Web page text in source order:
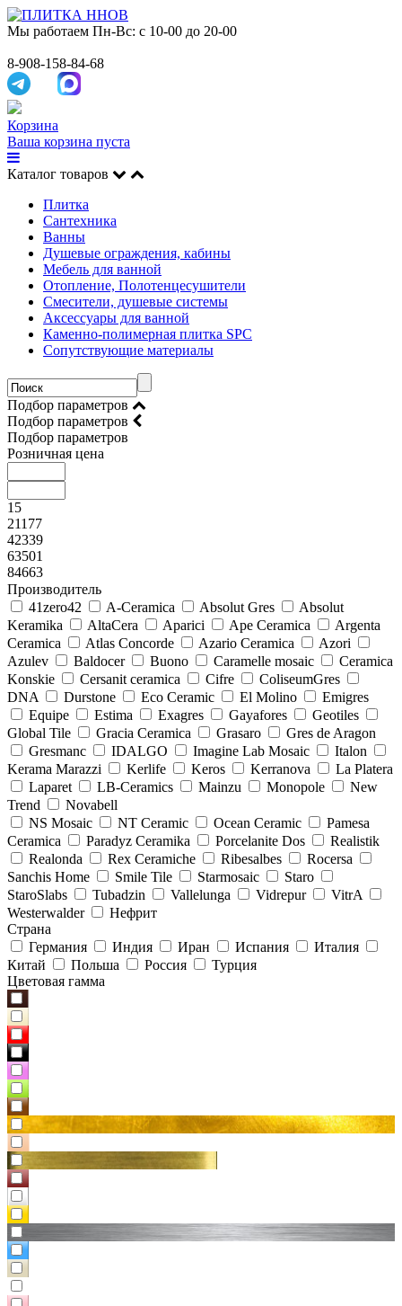
Мы работаем Пн-Вс: с 10-00 до 20-00
8-908-158-84-68
Корзина
Ваша корзина пуста
Каталог товаров
Плитка
Сантехника
Ванны
Душевые ограждения, кабины
Мебель для ванной
Отопление, Полотенцесушители
Смесители, душевые системы
Аксессуары для ванной
Каменно-полимерная плитка SPC
Сопутствующие материалы
Подбор параметров
Подбор параметров
Подбор параметров
Розничная цена
15
21177
42339
63501
84663
Производитель
41zero42
A-Ceramica Absolut Gres
Absolut
Keramika
AltaCera Aparici Ape Ceramica
Argenta
Ceramica
Atlas Concorde Azario Ceramica
Azori
Azulev
Baldocer Buono Caramelle mosaic
Ceramica
Konskie
Cersanit ceramica Cifre
ColiseumGres
DNA
Durstone Eco Ceramic El Molino
Emigres
Equipe
Estima Exagres Gayafores
Geotiles
Global Tile
Gracia Ceramica Grasaro
Gres de Aragon
Gresmanc
IDALGO Imagine Lab Mosaic
Italon
Kerama Marazzi
Kerlife Keros Kerranova
La Platera
Laparet
LB-Ceramics Mainzu Monopole
New
Trend
Novabell
NS Mosaic
NT Ceramic Ocean Ceramic
Pamesa
Ceramica
Paradyz Сeramika Porcelanite Dos
Realistik
Realonda
Rex Ceramiche Ribesalbes
Rocersa
Sanchis Home
Smile Tile Starmosaic
Staro
StaroSlabs
Tubadzin Vallelunga Vidrepur
VitrA
Westerwalder
Нефрит
Страна
Германия
Индия Иран Испания
Италия
Китай
Польша Россия
Турция
Цветовая гамма